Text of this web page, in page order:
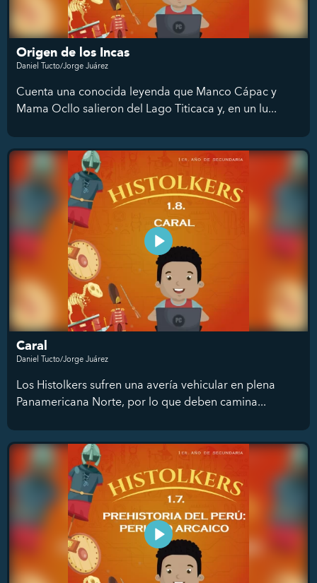
Origen de los Incas
Daniel Tucto/Jorge Juárez
Cuenta una conocida leyenda que Manco Cápac y
Mama Ocllo salieron del Lago Titicaca y, en un lu...
Caral
Daniel Tucto/Jorge Juárez
Los Histolkers sufren una avería vehicular en plena
Panamericana Norte, por lo que deben camina...